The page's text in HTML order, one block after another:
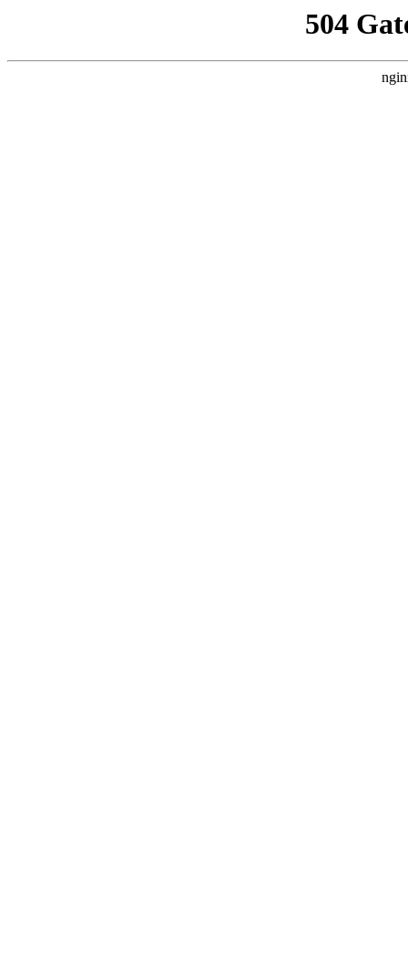
504